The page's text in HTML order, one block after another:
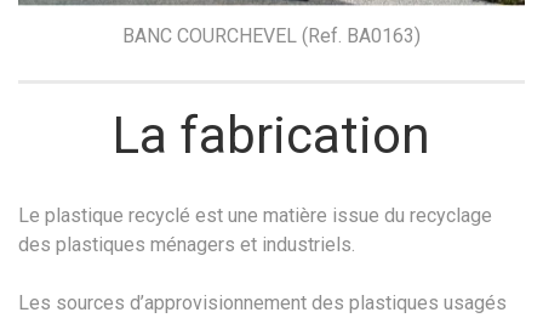
BANC COURCHEVEL (Ref. BA0163)
La fabrication
Le plastique recyclé est une matière issue du recyclage
des plastiques ménagers et industriels.
Les sources d’approvisionnement des plastiques usagés